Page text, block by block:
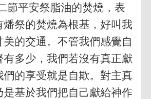
節平安祭脂油的焚燒，表
燔祭的焚燒為根基，好叫我
美的交通。不管我們感覺自
有多少，我們若沒有真正獻
們的享受就是自欺。對主真
是基於我們把自己獻給神作